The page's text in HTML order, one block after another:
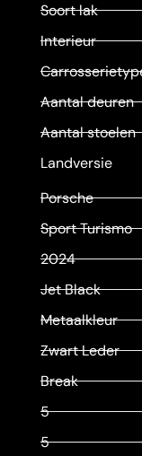
Soort lak
Interieur
Aantal deuren
Aantal stoelen
Landversie
Porsche
Sport Turismo
2024
Jet Black
Metaalkleur
Zwart Leder
Break
5
5